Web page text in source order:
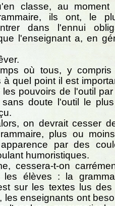
classe, au
ils ont, le
dans l'ennui
l'enseignant a, en
où tous, y compris
à quel point il est
pouvoirs de l'outil
sans doute l'outil le
on devrait cesser
plus ou
par des
humoristiques.
cessera-t-on
les élèves : la
sur les textes lus des
les enseignants ont